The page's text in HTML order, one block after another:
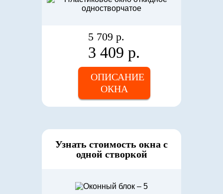
5 709 р.
3 409 р.
ОПИСАНИЕ
ОКНА
Узнать стоимость окна c
одной створкой